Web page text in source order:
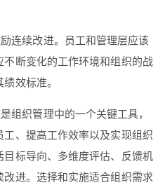
连续改进。员工和管理层应该
断变化的工作环境和组织的战
效标准。
组织管理中的一个关键工具，
、提高工作效率以及实现组织
标导向、多维度评估、反馈机
进。选择和实施适合组织需求